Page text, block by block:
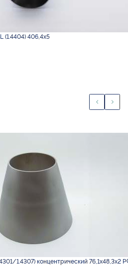
(1.4404) 406,4х5
1.4307) концентрический 76,1х48,3х2